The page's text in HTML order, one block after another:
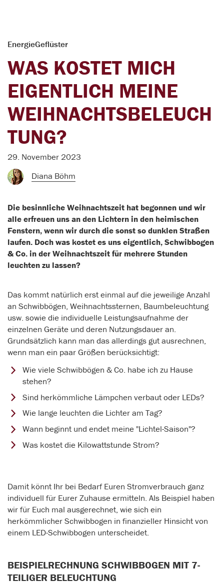
EnergieGeflüster
WAS KOSTET MICH
EIGENTLICH MEINE
WEIHNACHTSBELEUCH
TUNG?
29. November 2023
Diana Böhm
Die besinnliche Weihnachtszeit hat begonnen und wir
alle erfreuen uns an den Lichtern in den heimischen
Fenstern, wenn wir durch die sonst so dunklen Straßen
laufen. Doch was kostet es uns eigentlich, Schwibbogen
& Co. in der Weihnachtszeit für mehrere Stunden
leuchten zu lassen?
Das kommt natürlich erst einmal auf die jeweilige Anzahl
an Schwibbögen, Weihnachtssternen, Baumbeleuchtung
usw. sowie die individuelle Leistungsaufnahme der
einzelnen Geräte und deren Nutzungsdauer an.
Grundsätzlich kann man das allerdings gut ausrechnen,
wenn man ein paar Größen berücksichtigt:
Wie viele Schwibbögen & Co. habe ich zu Hause
stehen?
Sind herkömmliche Lämpchen verbaut oder LEDs?
Wie lange leuchten die Lichter am Tag?
Wann beginnt und endet meine "Lichtel-Saison"?
Was kostet die Kilowattstunde Strom?
Damit könnt Ihr bei Bedarf Euren Stromverbrauch ganz
individuell für Eurer Zuhause ermitteln. Als Beispiel haben
wir für Euch mal ausgerechnet, wie sich ein
herkömmlicher Schwibbogen in finanzieller Hinsicht von
einem LED-Schwibbogen unterscheidet.
BEISPIELRECHNUNG SCHWIBBOGEN MIT 7-
TEILIGER BELEUCHTUNG